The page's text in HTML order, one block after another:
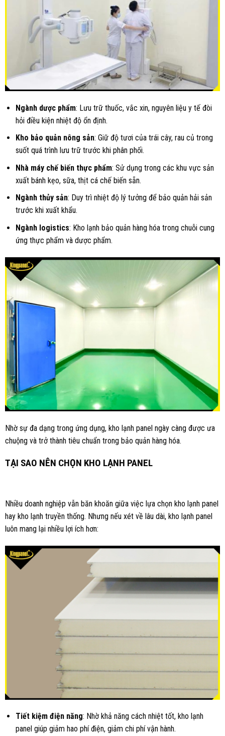
Ngành dược phẩm: Lưu trữ thuốc, vắc xin, nguyên liệu y tế đòi
hỏi điều kiện nhiệt độ ổn định.
Kho bảo quản nông sản: Giữ độ tươi của trái cây, rau củ trong
suốt quá trình lưu trữ trước khi phân phối.
Nhà máy chế biến thực phẩm: Sử dụng trong các khu vực sản
xuất bánh kẹo, sữa, thịt cá chế biến sẵn.
Ngành thủy sản: Duy trì nhiệt độ lý tưởng để bảo quản hải sản
trước khi xuất khẩu.
Ngành logistics: Kho lạnh bảo quản hàng hóa trong chuỗi cung
ứng thực phẩm và dược phẩm.
Nhờ sự đa dạng trong ứng dụng, kho lạnh panel ngày càng được ưa
chuộng và trở thành tiêu chuẩn trong bảo quản hàng hóa.
TẠI SAO NÊN CHỌN KHO LẠNH PANEL
Nhiều doanh nghiệp vẫn băn khoăn giữa việc lựa chọn kho lạnh panel
hay kho lạnh truyền thống. Nhưng nếu xét về lâu dài, kho lạnh panel
luôn mang lại nhiều lợi ích hơn:
Tiết kiệm điện năng: Nhờ khả năng cách nhiệt tốt, kho lạnh
panel giúp giảm hao phí điện, giảm chi phí vận hành.